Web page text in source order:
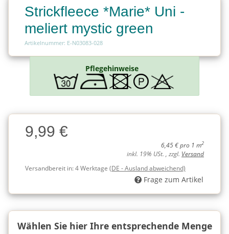
Strickfleece *Marie* Uni -
meliert mystic green
Artikelnummer: E-N03083-028
Pflegehinweise
Charge
Charge9,99 €
6,45 € pro 1 m2
inkl. 19% USt. , zzgl. Versand
Versandbereit in:4 Werktage (DE - Ausland abweichend)
Frage zum Artikel
Wählen Sie hier Ihre entsprechende Menge